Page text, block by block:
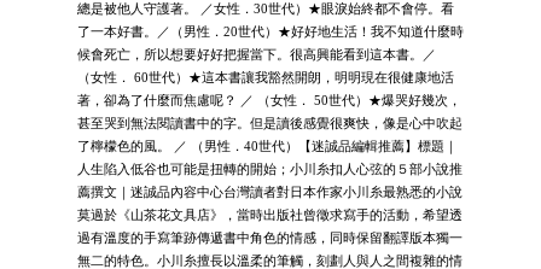
總是被他人守護著。 ／女性．30世代）★眼淚始終都不會停。看
了一本好書。／（男性．20世代）★好好地生活！我不知道什麼時
候會死亡，所以想要好好把握當下。很高興能看到這本書。／
（女性． 60世代）★這本書讓我豁然開朗，明明現在很健康地活
著，卻為了什麼而焦慮呢？ ／ （女性． 50世代）★爆哭好幾次，
甚至哭到無法閱讀書中的字。但是讀後感覺很爽快，像是心中吹起
了檸檬色的風。 ／ （男性．40世代）【迷誠品編輯推薦】標題｜
人生陷入低谷也可能是扭轉的開始；小川糸扣人心弦的５部小說推
薦撰文｜迷誠品內容中心台灣讀者對日本作家小川糸最熟悉的小說
莫過於《山茶花文具店》，當時出版社曾徵求寫手的活動，希望透
過有溫度的手寫筆跡傳遞書中角色的情感，同時保留翻譯版本獨一
無二的特色。小川糸擅長以溫柔的筆觸，刻劃人與人之間複雜的情